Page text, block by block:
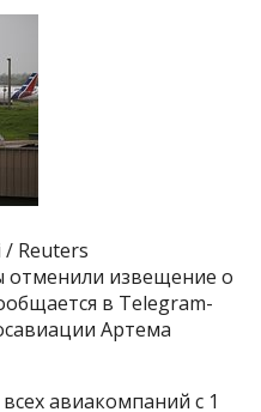
Reuters
отменили извещение о
в Telegram-
Артема
авиакомпаний с 1